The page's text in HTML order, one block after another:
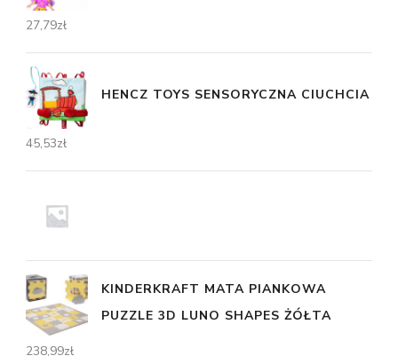
27,79zł
HENCZ TOYS SENSORYCZNA CIUCHCIA
45,53zł
KINDERKRAFT MATA PIANKOWA
PUZZLE 3D LUNO SHAPES ŻÓŁTA
238,99zł